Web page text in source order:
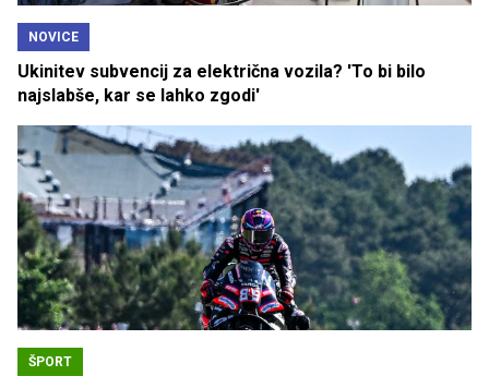
NOVICE
Ukinitev subvencij za električna vozila? 'To bi bilo
najslabše, kar se lahko zgodi'
ŠPORT